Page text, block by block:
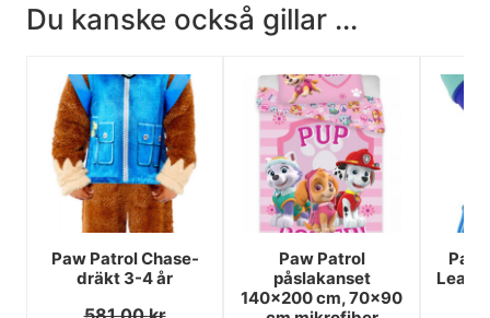
Du kanske också gillar ...
Paw Patrol Chase-
dräkt 3-4 år
Paw Patrol
påslakanset
140x200 cm, 70x90
Paw